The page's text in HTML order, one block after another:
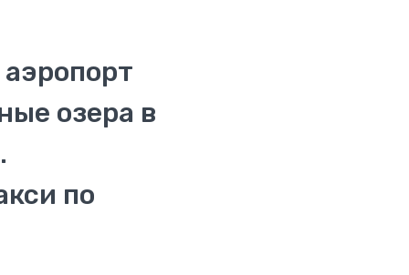
озера в
по